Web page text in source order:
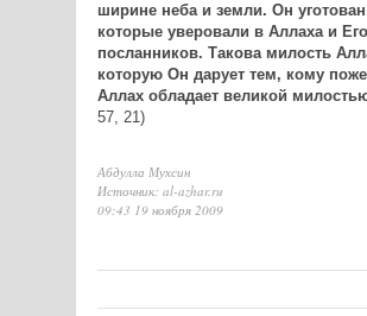
ширине неба и земли. Он уготован
которые уверовали в Аллаха и Его
посланников. Такова милость
которую Он дарует тем, кому
Аллах обладает великой
57, 21)
Абдулла Мухсин
Источник: al-azhar.ru
09:43 19 ноября 2009